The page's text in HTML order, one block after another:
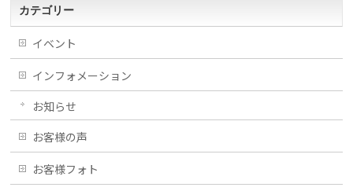
カテゴリー
イベント
インフォメーション
お知らせ
お客様の声
お客様フォト